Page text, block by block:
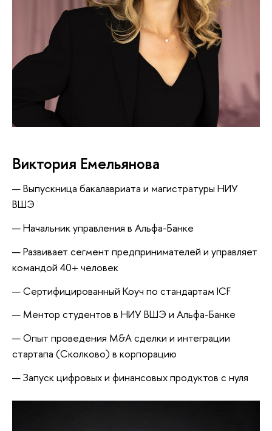
иктория Емельянова
ыпускница бакалавриата и магистратуры НИУ
ШЭ
Начальник управления в Альфа-Банке
Развивает сегмент предпринимателей и управляет
командой 40+ человек
Сертифицированный Коуч по стандартам ICF
Ментор студентов в НИУ ВШЭ и Альфа-Банке
Опыт проведения M&A сделки и интеграции
стартапа (Сколково) в корпорацию
Запуск цифровых и финансовых продуктов с нуля